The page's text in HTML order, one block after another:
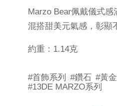
Marzo Bear佩戴儀式感
混搭甜美元氣感，彰顯
約重：1.14克
#首飾系列 #鑽石 #黃金
#13DE MARZO系列